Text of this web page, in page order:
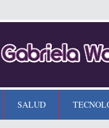
SALUD